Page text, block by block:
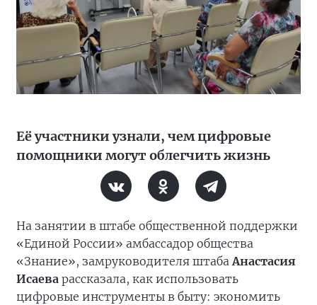
Её участники узнали, чем цифровые
помощники могут облегчить жизнь
На занятии в штабе общественной поддержки
«Единой России» амбассадор общества
«Знание», замруководителя штабаАнастасия
Исаева рассказала, как использовать
цифровые инструменты в быту: экономить